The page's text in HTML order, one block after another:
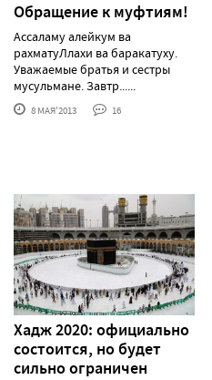
Обращение к муфтиям!
Ассаламу алейкум ва
рахматуЛлахи ва баракатуху.
Уважаемые братья и сестры
мусульмане. Завтр......
8 МАЯ'2013 16
Хадж 2020: официально
состоится, но будет
сильно ограничен